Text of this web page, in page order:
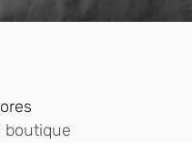
boutique